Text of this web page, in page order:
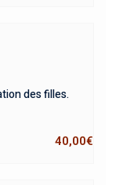
des filles.
40,00€